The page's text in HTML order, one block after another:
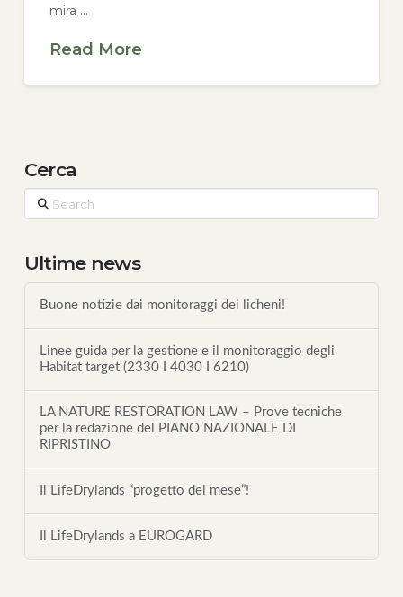
mira …
Read More
Cerca
Search
Ultime news
Buone notizie dai monitoraggi dei licheni!
Linee guida per la gestione e il monitoraggio degli
Habitat target (2330 I 4030 I 6210)
LA NATURE RESTORATION LAW – Prove tecniche
per la redazione del PIANO NAZIONALE DI
RIPRISTINO
Il LifeDrylands “progetto del mese”!
Il LifeDrylands a EUROGARD